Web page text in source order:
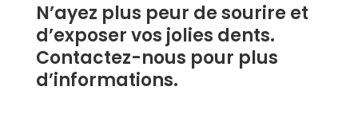
N’ayez plus peur de sourire et
d’exposer vos jolies dents.
Contactez-nous pour plus
d’informations.